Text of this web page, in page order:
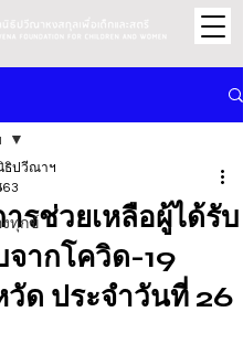
งทุกข์รช่วยเหลือผู้ได้รับ
จากโควิด-19
วัด ประจำวันที่ 26
ธิปวีณาฯ